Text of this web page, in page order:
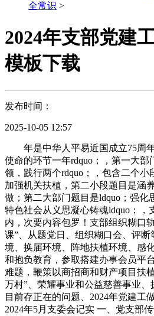
全常识 >
2024年支部党建
模板下载
发布时间：
2025-10-05 12:57
年是中华人平易近国成立75周
使命的环节一年rdquo；，第一大部
领，践行两个rdquo；，包含二个
加强机关扶植，第二小段题目是涵
做；第二大部门题目是ldquo；强化
特色社会从义思凝心铸魂ldquo；，
内，次要内容包罗！支部组织糊口
课”、从题党日、组织糊口会、评
境、换届环境、阵地扶植环境、感
和抱负教育，参取搭建办事会员平
难题，鞭策以商招商和财产项目扶
万村”、荣耀事业和公益慈善事业、
目前存正在的问题、2024年党建工
2024年5月支委会记实 一、党支部